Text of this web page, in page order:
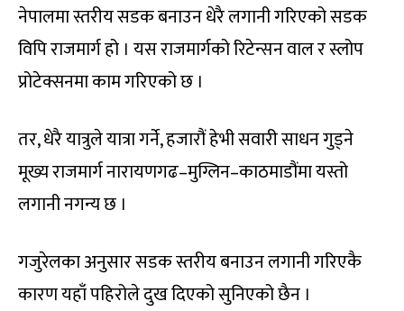
नेपालमा स्तरीय सडक बनाउन धेरै लगानी गरिएको सडक
विपि राजमार्ग हो । यस राजमार्गको रिटेन्सन वाल र स्लोप
प्रोटेक्सनमा काम गरिएको छ ।
तर, धेरै यात्रुले यात्रा गर्ने, हजारौं हेभी सवारी साधन गुड्ने
मूख्य राजमार्ग नारायणगढ–मुग्लिन–काठमाडौंमा यस्तो
लगानी नगन्य छ ।
गजुरेलका अनुसार सडक स्तरीय बनाउन लगानी गरिएकै
कारण यहाँ पहिरोले दुख दिएको सुनिएको छैन ।